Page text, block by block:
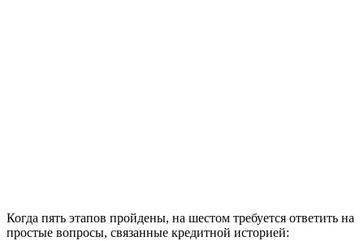
Когда пять этапов пройдены, на шестом требуется ответить на
простые вопросы, связанные кредитной историей: